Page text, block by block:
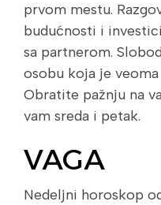
prvom mestu.
budućnosti i
sa partnerom.
osobu koja je
Obratite pažnju na
vam sreda i petak.
VAGA
Nedeljni horoskop